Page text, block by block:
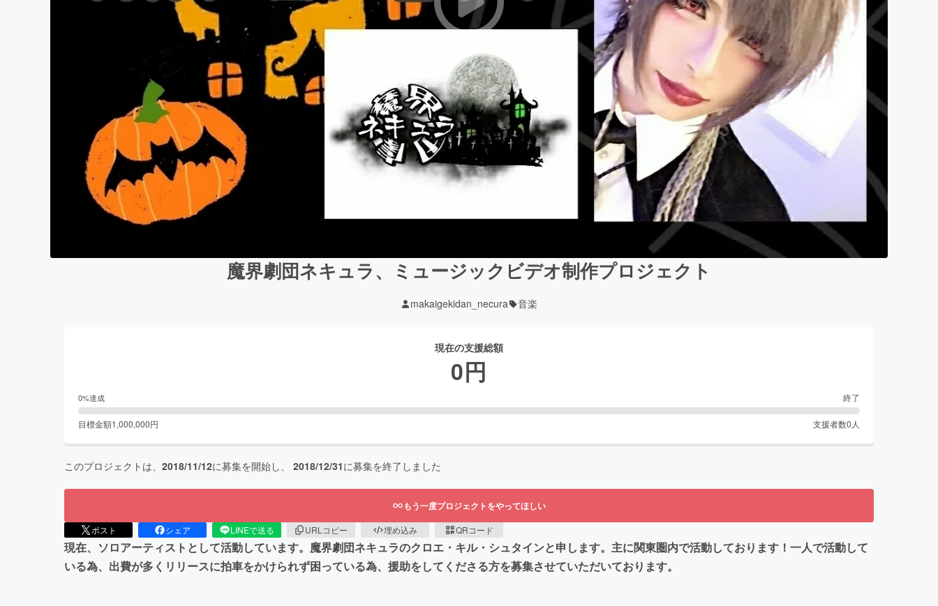
魔界劇団ネキュラ、ミュージックビデオ制作プロジェクト
makaigekidan_necura 音楽
現在の支援総額
0円
0%達成 終了
目標金額1,000,000円 支援者数0 人
このプロジェクトは、 2018/11/12に募集を開始し、 2018/12/31に募集を終了しました
もう一度プロジェクトをやってほしい
ポスト シェア LINEで送る URLコピー 埋め込み QRコード
現在、ソロアーティストとして活動しています。魔界劇団ネキュラのクロエ・キル・シュタインと申します。主に関東圏内で活動しております！一人で活動して
いる為、出費が多くリリースに拍車をかけられず困っている為、援助をしてくださる方を募集させていただいております。